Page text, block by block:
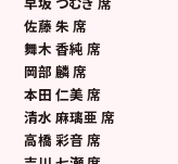
佐藤 朱 席
舞木 香純 席
岡部 麟 席
本田 仁美 席
清水 麻璃亜 席
高橋 彩音 席